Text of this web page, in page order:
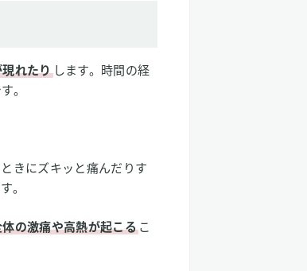
れたりします。時間の経
。
きにズキッと痛んだりす
。
の激痛や高熱が起こるこ